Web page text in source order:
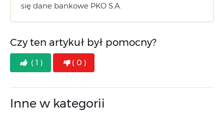
się dane bankowe PKO S.A.
Czy ten artykuł był pomocny?
( 1 ) ( 0 )
Inne w kategorii